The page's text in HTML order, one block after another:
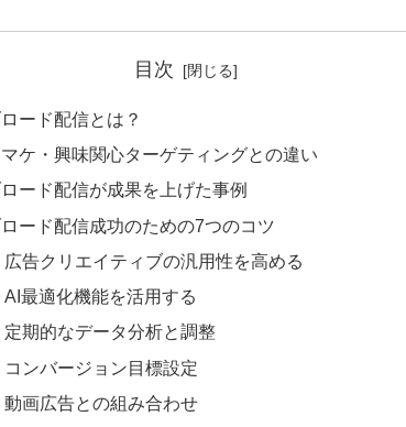
目次
ード配信とは？
マケ・興味関心ターゲティングとの違い
ード配信が成果を上げた事例
ード配信成功のための7つのコツ
広告クリエイティブの汎用性を高める
AI最適化機能を活用する
定期的なデータ分析と調整
コンバージョン目標設定
動画広告との組み合わせ